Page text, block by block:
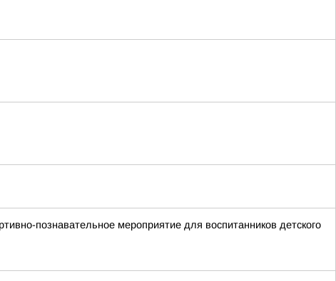
познавательное мероприятие для воспитанников детского